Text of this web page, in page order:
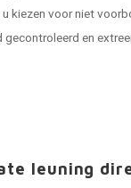
kiezen voor niet
en
leuning